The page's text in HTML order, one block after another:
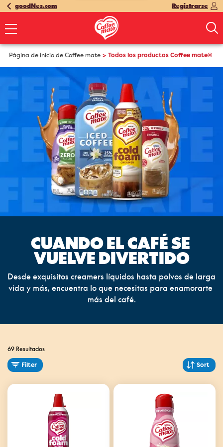
goodNes.com Registrarse
Página de inicio de Coffee mate Todos los productos Coffee mate®
CUANDO EL CAFÉ SE
VUELVE DIVERTIDO
Desde exquisitos creamers líquidos hasta polvos de larga
vida y más, encuentra lo que necesitas para enamorarte
más del café.
69 Resultados
Filter Sort